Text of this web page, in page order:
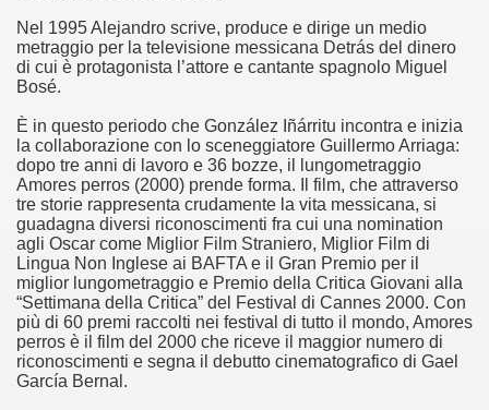
Nel 1995 Alejandro scrive, produce e dirige un medio
metraggio per la televisione messicana Detrás del dinero
di cui è protagonista l’attore e cantante spagnolo Miguel
Bosé.
È in questo periodo che González Iñárritu incontra e inizia
la collaborazione con lo sceneggiatore Guillermo Arriaga:
dopo tre anni di lavoro e 36 bozze, il lungometraggio
Amores perros (2000) prende forma. Il film, che attraverso
tre storie rappresenta crudamente la vita messicana, si
guadagna diversi riconoscimenti fra cui una nomination
agli Oscar come Miglior Film Straniero, Miglior Film di
Lingua Non Inglese ai BAFTA e il Gran Premio per il
miglior lungometraggio e Premio della Critica Giovani alla
“Settimana della Critica” del Festival di Cannes 2000. Con
più di 60 premi raccolti nei festival di tutto il mondo, Amores
perros è il film del 2000 che riceve il maggior numero di
riconoscimenti e segna il debutto cinematografico di Gael
García Bernal.
e suspense a cui fa da sfondo il retroscena della
Se Ti Piacciono nel mese di Settembre 2013.
Se Ti Piacciono nel mese di Dicembre 2013.
Scorsese
mondo migliore.
David Lynch